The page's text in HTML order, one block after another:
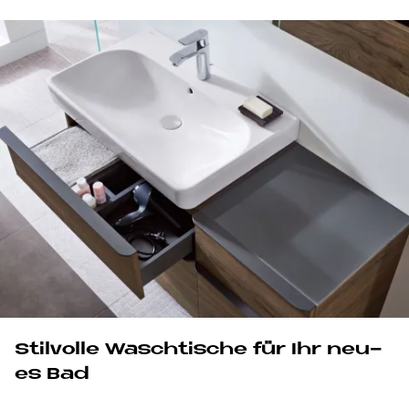
Stil­vol­le Wasch­ti­sche für Ihr neu­
es Bad